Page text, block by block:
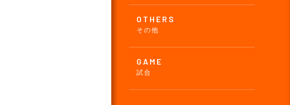
OTHERS
その他
GAME
試合